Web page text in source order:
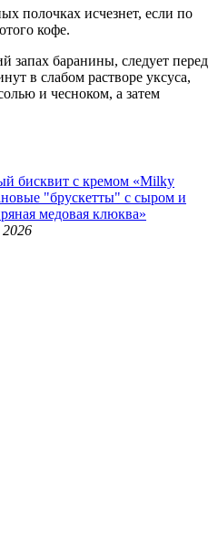
полочках исчезнет, если по
кофе.
запах баранины, следует перед
в слабом растворе уксуса,
и чесноком, а затем
бисквит с кремом «Milky
"брускетты" с сыром и
медовая клюква»
2026